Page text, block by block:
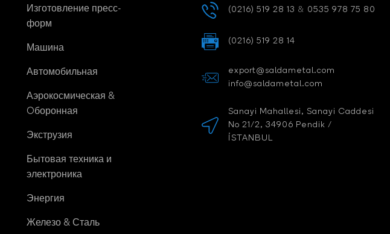
Изготовление пресс-
форм
Машина
Автомобильная
Аэрокосмическая &
Oборонная
Экструзия
Бытовая техника и
электроника
Энергия
Железо & Сталь
(0216) 519 28 13 & 0535 978 75 80
(0216) 519 28 14
export@saldametal.com
info@saldametal.com
Sanayi Mahallesi, Sanayi Caddesi
No 21/2, 34906 Pendik /
İSTANBUL